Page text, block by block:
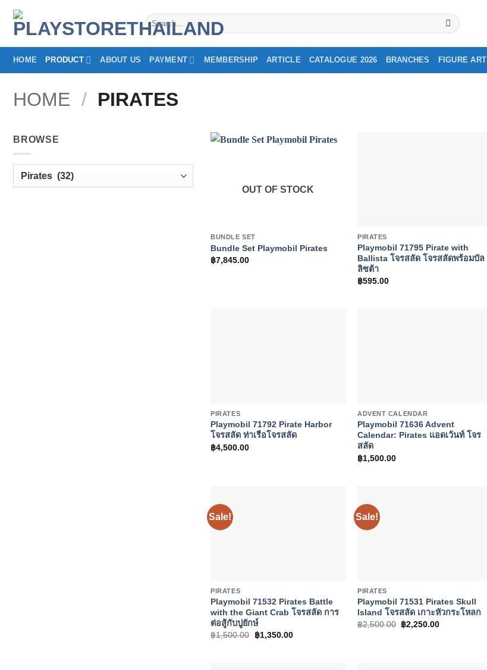
content
Search
for:
HOME PRODUCT ABOUT US PAYMENT MEMBERSHIP ARTICLE CATALOGUE 2026 BRANCHES FIGURE ART
HOME / PIRATES
BROWSE
OUT OF STOCK
BUNDLE SET
Bundle Set Playmobil Pirates
฿7,845.00
PIRATES
Playmobil 71795 Pirate with
Ballista โจรสลัด โจรสลัดพร้อมบัล
ลิซต้า
฿595.00
PIRATES
Playmobil 71792 Pirate Harbor
โจรสลัด ท่าเรือโจรสลัด
฿4,500.00
ADVENT CALENDAR
Playmobil 71636 Advent
Calendar: Pirates แอดเว้นท์ โจร
สลัด
฿1,500.00
Sale!
PIRATES
Playmobil 71532 Pirates Battle
with the Giant Crab โจรสลัด การ
ต่อสู้กับปูยักษ์
฿1,500.00
Original
฿1,350.00Current
Sale!
PIRATES
Playmobil 71531 Pirates Skull
Island โจรสลัด เกาะหัวกระโหลก
฿2,500.00 Original
฿2,250.00Current